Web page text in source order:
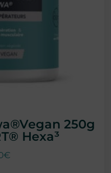
250g
Hexa³
€